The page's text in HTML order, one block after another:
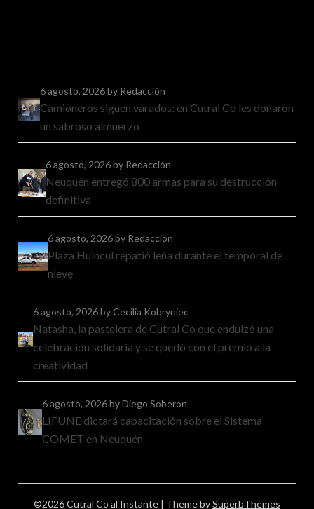
6 agosto, 2026by Redacción
Camioneros siguen varados: en Cutral Co les donaron
un sabroso almuerzo
6 agosto, 2026by Redacción
Neuquén entregó 800 armas para su destrucción
definitiva
6 agosto, 2026by Redacción
Plaza Huincul repatió leña durante el temporal de
nieve
6 agosto, 2026by Cecilia Kobryniec
Natasha, la pastelera de Cutral Co que endulzó una
celebración solidaria y se quedó con el premio a la
creatividad
6 agosto, 2026by Diego Soberon
LIFUNE dictará capacitación sobre el Sistema
COMET en Neuquén
©2026 Cutral Co al Instante | Theme bySuperbThemes